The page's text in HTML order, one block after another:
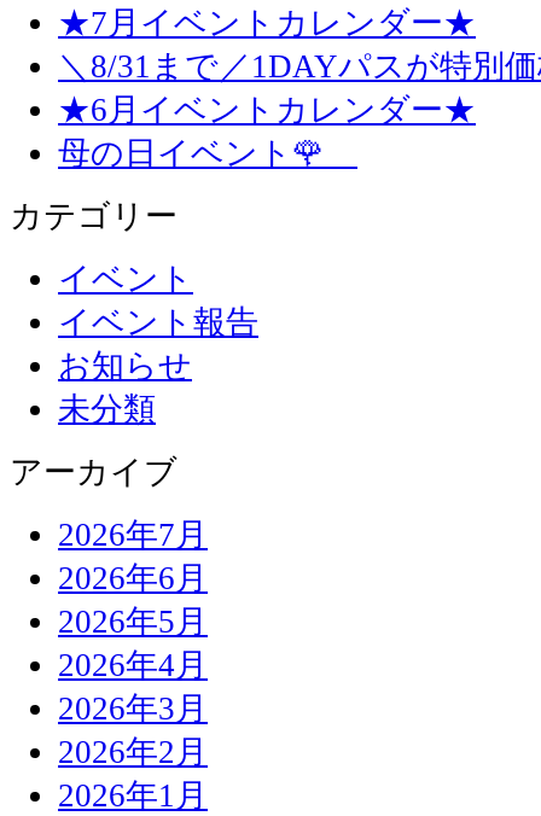
★7月イベントカレンダー★
＼8/31まで／1DAYパスが特別
★6月イベントカレンダー★
母の日イベント🌹
カテゴリー
イベント
イベント報告
お知らせ
未分類
アーカイブ
2026年7月
2026年6月
2026年5月
2026年4月
2026年3月
2026年2月
2026年1月